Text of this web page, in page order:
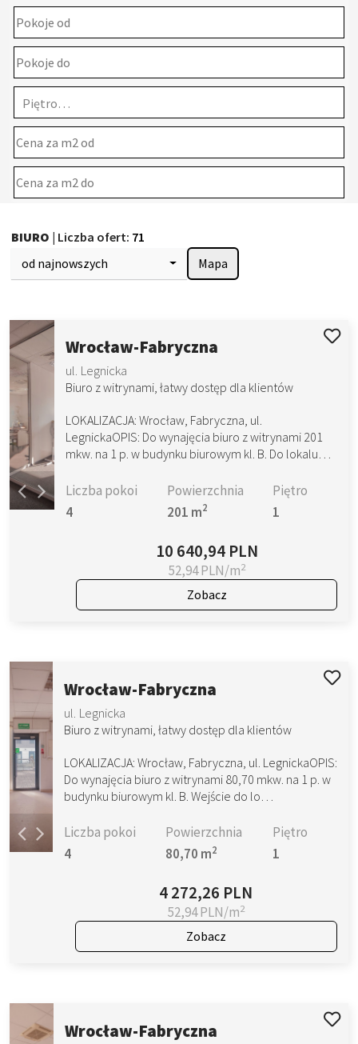
Piętro…
BIURO | Liczba ofert: 71
od najnowszych
Mapa
Wrocław-Fabryczna
ul. Legnicka
Biuro z witrynami, łatwy dostęp dla klientów
LOKALIZACJA: Wrocław, Fabryczna, ul.
LegnickaOPIS: Do wynajęcia biuro z witrynami 201
mkw. na 1 p. w budynku biurowym kl. B. Do lokalu…
Liczba pokoi
4
Powierzchnia
201 m2
Piętro
1
10 640,94 PLN
52,94 PLN/m2
Zobacz
Wrocław-Fabryczna
ul. Legnicka
Biuro z witrynami, łatwy dostęp dla klientów
LOKALIZACJA: Wrocław, Fabryczna, ul. LegnickaOPIS:
Do wynajęcia biuro z witrynami 80,70 mkw. na 1 p. w
budynku biurowym kl. B. Wejście do lo…
Liczba pokoi
4
Powierzchnia
80,70 m2
Piętro
1
4 272,26 PLN
52,94 PLN/m2
Zobacz
Wrocław-Fabryczna